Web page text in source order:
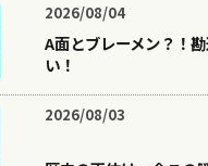
2026/08/04
A面とブレーメン？！
い！
2026/08/03